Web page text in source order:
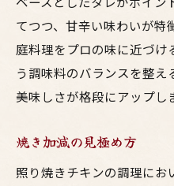
てつつ、甘辛い味わいが特
庭料理をプロの味に近づけ
う調味料のバランスを整え
美味しさが格段にアップし
焼き加減の見極め方
照り焼きチキンの調理にお